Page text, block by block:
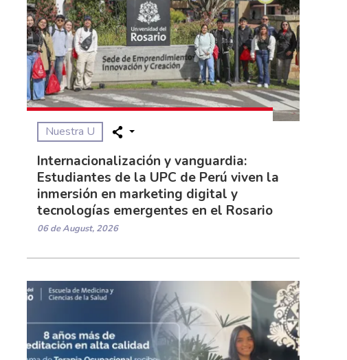
Nuestra U
Internacionalización y vanguardia:
Estudiantes de la UPC de Perú viven la
inmersión en marketing digital y
tecnologías emergentes en el Rosario
06 de August, 2026